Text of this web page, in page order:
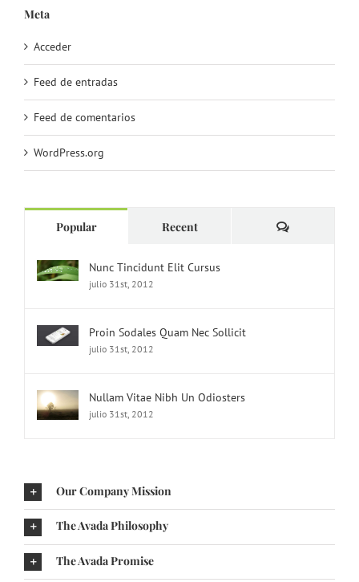
Meta
Acceder
Feed de entradas
Feed de comentarios
WordPress.org
Popular Recent Comments
Nunc Tincidunt Elit Cursus
julio 31st, 2012
Proin Sodales Quam Nec Sollicit
julio 31st, 2012
Nullam Vitae Nibh Un Odiosters
julio 31st, 2012
Our Company Mission
The Avada Philosophy
The Avada Promise